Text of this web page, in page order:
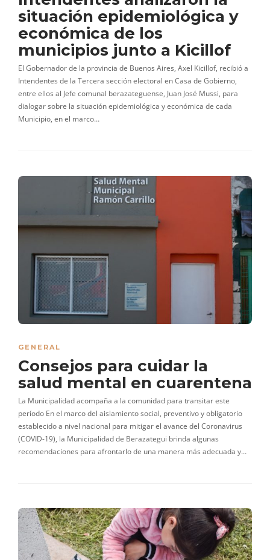
situación epidemiológica y
económica de los
municipios junto a Kicillof
El Gobernador de la provincia de Buenos Aires, Axel Kicillof, recibió a
Intendentes de la Tercera sección electoral en Casa de Gobierno,
entre ellos al Jefe comunal berazateguense, Juan José Mussi, para
dialogar sobre la situación epidemiológica y económica de cada
Municipio, en el marco…
GENERAL
Consejos para cuidar la
salud mental en cuarentena
La Municipalidad acompaña a la comunidad para transitar este
período En el marco del aislamiento social, preventivo y obligatorio
establecido a nivel nacional para mitigar el avance del Coronavirus
(COVID-19), la Municipalidad de Berazategui brinda algunas
recomendaciones para afrontarlo de una manera más adecuada y…